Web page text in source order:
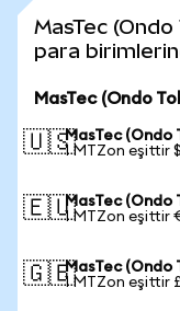
MasTec
para
MasTec (Ondo
🇺🇸MasTec (Ondo
1 MTZon eşittir
🇪🇺MasTec (Ondo
1 MTZon eşittir
🇬🇧MasTec
1 MTZon eşittir